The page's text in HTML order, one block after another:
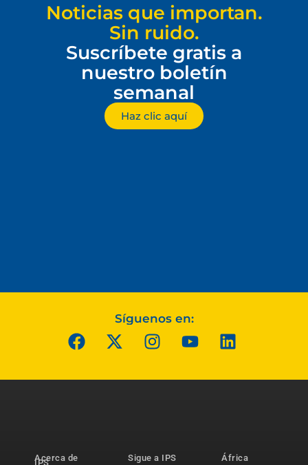
Noticias que importan.
Sin ruido.
Suscríbete gratis a
nuestro boletín
semanal
Haz clic aquí
Síguenos en:
Acerca de
IPS Sigue a IPS África